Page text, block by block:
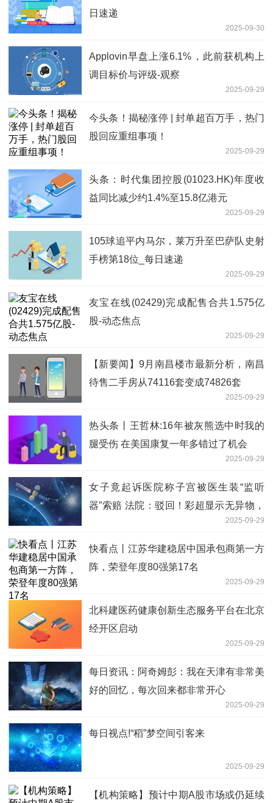
日速递
2025-09-30
Applovin早盘上涨6.1%，此前获机构上
调目标价与评级-观察
2025-09-29
今头条！揭秘涨停 | 封单超百万手，热门
股回应重组事项！
2025-09-29
头条：时代集团控股(01023.HK)年度收
益同比减少约1.4%至15.8亿港元
2025-09-29
105球追平内马尔，莱万升至巴萨队史射
手榜第18位_每日速递
2025-09-29
友宝在线(02429)完成配售合共1.575亿
股-动态焦点
2025-09-29
【新要闻】9月南昌楼市最新分析，南昌
待售二手房从74116套变成74826套
2025-09-29
热头条丨王哲林:16年被灰熊选中时我的
腿受伤 在美国康复一年多错过了机会
2025-09-29
女子竟起诉医院称子宫被医生装“监听
器”索赔 法院：驳回！彩超显示无异物，
2025-09-29
快看点丨江苏华建稳居中国承包商第一方
阵，荣登年度80强第17名
2025-09-29
北科建医药健康创新生态服务平台在北京
经开区启动
2025-09-29
每日资讯：阿奇姆彭：我在天津有非常美
好的回忆，每次回来都非常开心
2025-09-29
每日视点!“稻”梦空间引客来
2025-09-29
【机构策略】预计中期A股市场或仍延续